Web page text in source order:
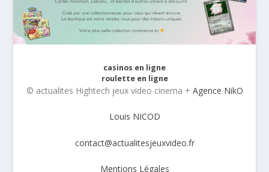
casinos en ligne
roulette en ligne
© actualites Hightech jeux video cinema + Agence NikO
Louis NICOD
contact@actualitesjeuxvideo.fr
Mentions Légales